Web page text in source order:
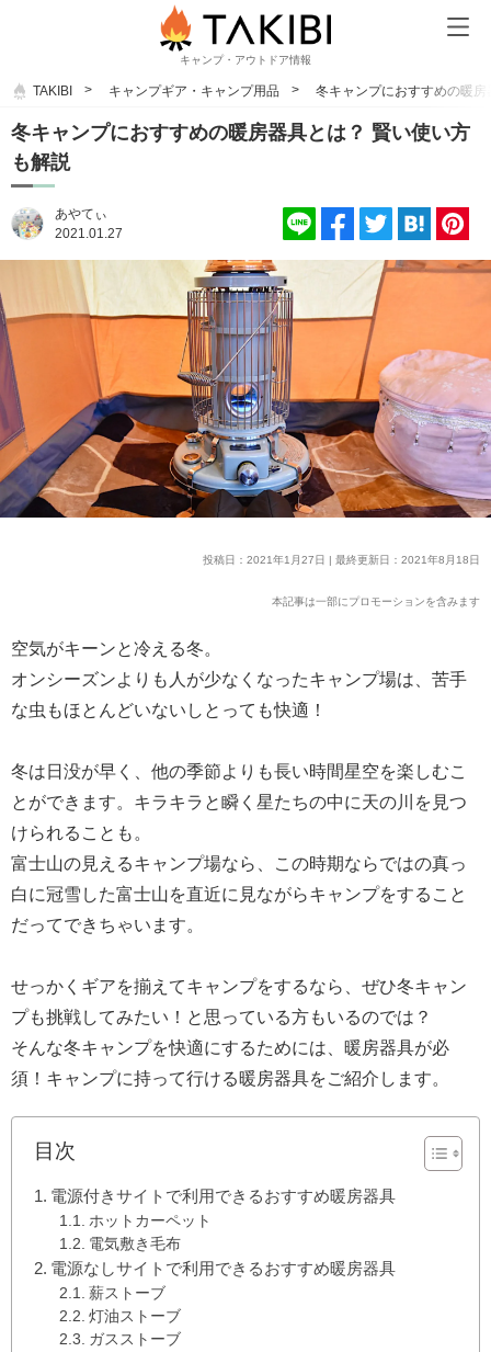
キャンプ・アウトドア情報
TAKIBI キャンプギア・キャンプ用品 冬キャンプにおすすめの暖
冬キャンプにおすすめの暖房器具とは？ 賢い使い方
も解説
あやてぃ
2021.01.27
投稿日：2021年1月27日 | 最終更新日：2021年8月18日
本記事は一部にプロモーションを含みます
空気がキーンと冷える冬。
オンシーズンよりも人が少なくなったキャンプ場は、苦手
な虫もほとんどいないしとっても快適！
冬は日没が早く、他の季節よりも長い時間星空を楽しむこ
とができます。キラキラと瞬く星たちの中に天の川を見つ
けられることも。
富士山の見えるキャンプ場なら、この時期ならではの真っ
白に冠雪した富士山を直近に見ながらキャンプをすること
だってできちゃいます。
せっかくギアを揃えてキャンプをするなら、ぜひ冬キャン
プも挑戦してみたい！と思っている方もいるのでは？
そんな冬キャンプを快適にするためには、暖房器具が必
須！キャンプに持って行ける暖房器具をご紹介します。
目次
電源付きサイトで利用できるおすすめ暖房器具
ホットカーペット
電気敷き毛布
電源なしサイトで利用できるおすすめ暖房器具
薪ストーブ
灯油ストーブ
ガスストーブ